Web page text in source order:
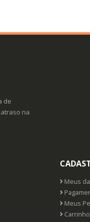
de
na
Meus
Meus
Carrinho